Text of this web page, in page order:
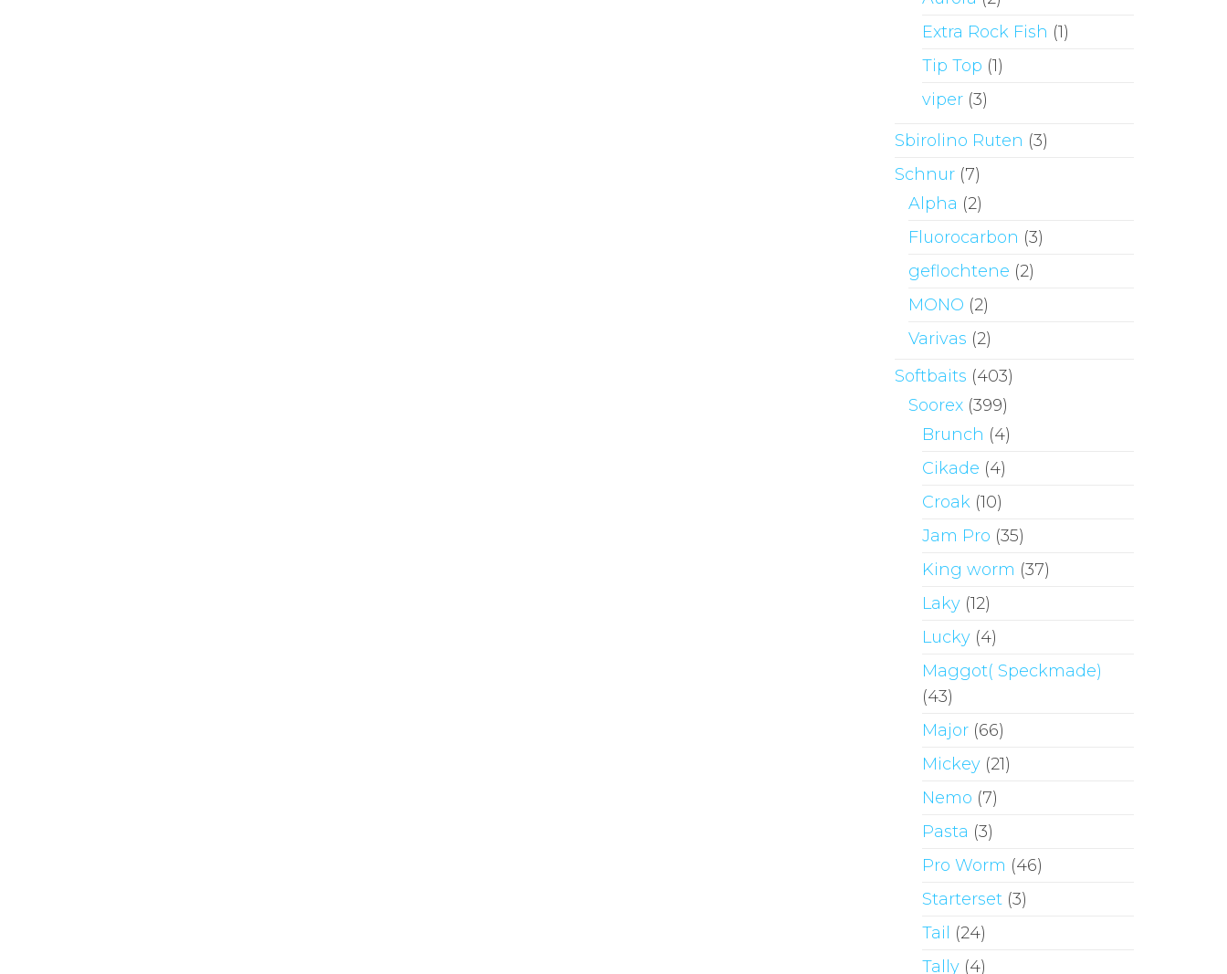
Extra Rock Fish (1)
Tip Top (1)
viper (3)
Sbirolino Ruten (3)
Schnur (7)
Alpha (2)
Fluorocarbon (3)
geflochtene (2)
MONO (2)
Varivas (2)
Softbaits (403)
Soorex (399)
Brunch (4)
Cikade (4)
Croak (10)
Jam Pro (35)
King worm (37)
Laky (12)
Lucky (4)
Maggot( Speckmade)
(43)
Major (66)
Mickey (21)
Nemo (7)
Pasta (3)
Pro Worm (46)
Starterset (3)
Tail
(24)
Tally (4)